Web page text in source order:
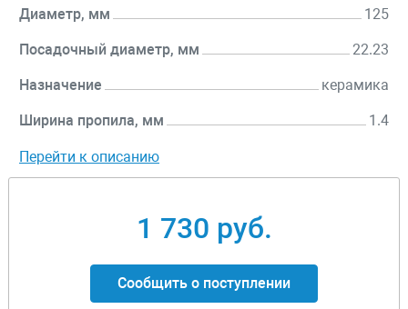
Диаметр, мм 125
Посадочный диаметр, мм 22.23
Назначение керамика
Ширина пропила, мм 1.4
Перейти к описанию
1 730 руб.
Сообщить о поступлении